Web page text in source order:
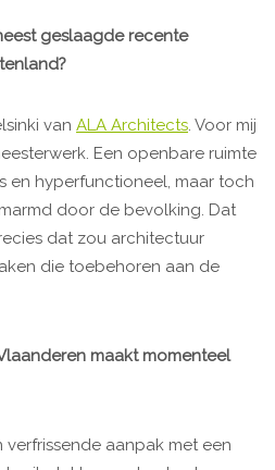
geslaagde recente
van ALA Architects. Voor mij
Een openbare ruimte
en hyperfunctioneel, maar toch
door de bevolking. Dat
dat zou architectuur
die toebehoren aan de
maakt momenteel
verfrissende aanpak met een